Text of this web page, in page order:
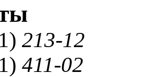
213-12
411-02